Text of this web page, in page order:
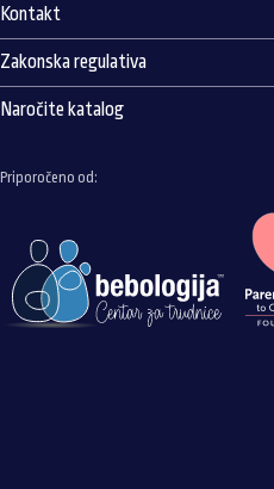
Kontakt
Zakonska regulativa
Naročite katalog
Priporočeno od: